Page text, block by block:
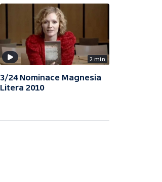
2 min
3/24 Nominace Magnesia
Litera 2010